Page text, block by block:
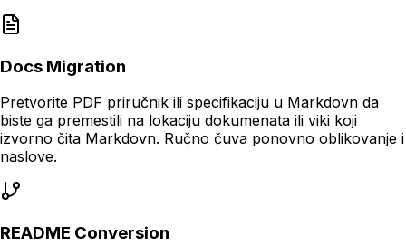
Docs Migration
Pretvorite PDF priručnik ili specifikaciju u Markdovn da
biste ga premestili na lokaciju dokumenata ili viki koji
izvorno čita Markdovn. Ručno čuva ponovno oblikovanje i
naslove.
README Conversion